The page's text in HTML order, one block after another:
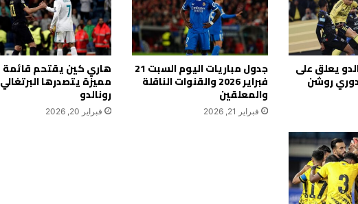
يعلق على
دوري روشن
جدول مباريات اليوم السبت 21
فبراير 2026 والقنوات الناقلة
والمعلقين
فبراير 21, 2026
هاري كين يقتحم قائمة
مميزة يتصدرها البرتغالي
رونالدو
فبراير 20, 2026